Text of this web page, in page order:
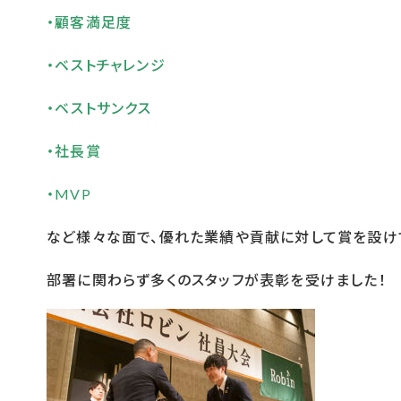
・顧客満足度
・ベストチャレンジ
・ベストサンクス
・社長賞
・MVP
など様々な面で、優れた業績や貢献に対して賞を設け
部署に関わらず多くのスタッフが表彰を受けました！